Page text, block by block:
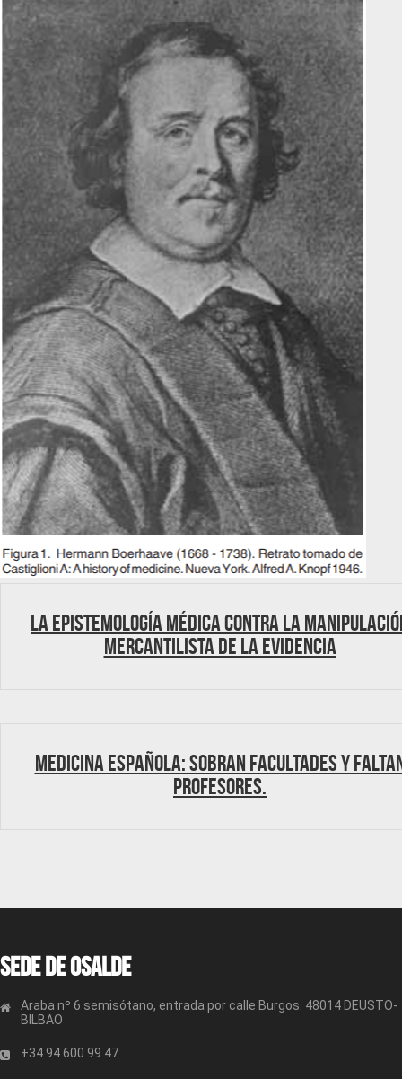
La epistemología médica contra la
mercantilista de la evidencia
Medicina española: Sobran Facultades y
profesores.
Sede de OSALDE
Araba nº 6 semisótano, entrada por calle Burgos. 48014 DEUSTO-
BILBAO
+34 94 600 99 47